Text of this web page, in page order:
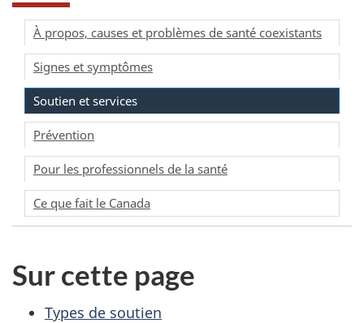
À propos, causes et problèmes de santé coexistants
Signes et symptômes
Soutien et services
Prévention
Pour les professionnels de la santé
Ce que fait le Canada
Sur cette page
Types de soutien